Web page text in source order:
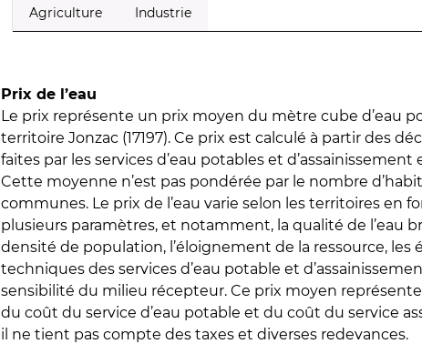
Agriculture Industrie
Prix de l’eau
Le prix représente un prix moyen du mètre cube d’eau
territoire Jonzac (17197). Ce prix est calculé à partir des
faites par les services d’eau potables et d’assainissement
Cette moyenne n’est pas pondérée par le nombre
communes. Le prix de l’eau varie selon les territoires en
plusieurs paramètres, et notamment, la qualité de l’eau
densité de population, l’éloignement de la ressource, les
techniques des services d’eau potable et
sensibilité du milieu récepteur. Ce prix moyen
du coût du service d’eau potable et du coût du service
il ne tient pas compte des taxes et diverses redevances.